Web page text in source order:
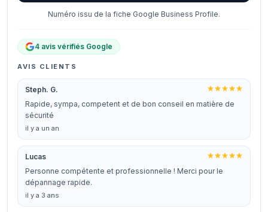
Numéro issu de la fiche Google Business Profile.
4 avis vérifiés Google
AVIS CLIENTS
Steph. G.
Rapide, sympa, competent et de bon conseil en matière de
sécurité
il y a un an
Lucas
Personne compétente et professionnelle ! Merci pour le
dépannage rapide.
il y a 3 ans